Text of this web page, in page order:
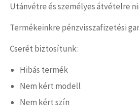
Utánvétre és személyes átvételre
Termékeinkre pénzvisszafizetési
Cserét biztosítunk:
Hibás termék
Nem kért modell
Nem kért szín